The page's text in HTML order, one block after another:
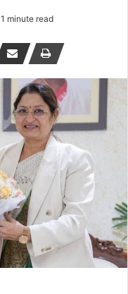
1 minute read